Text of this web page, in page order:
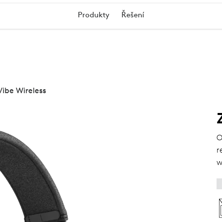
Produkty Řešení
Wireless